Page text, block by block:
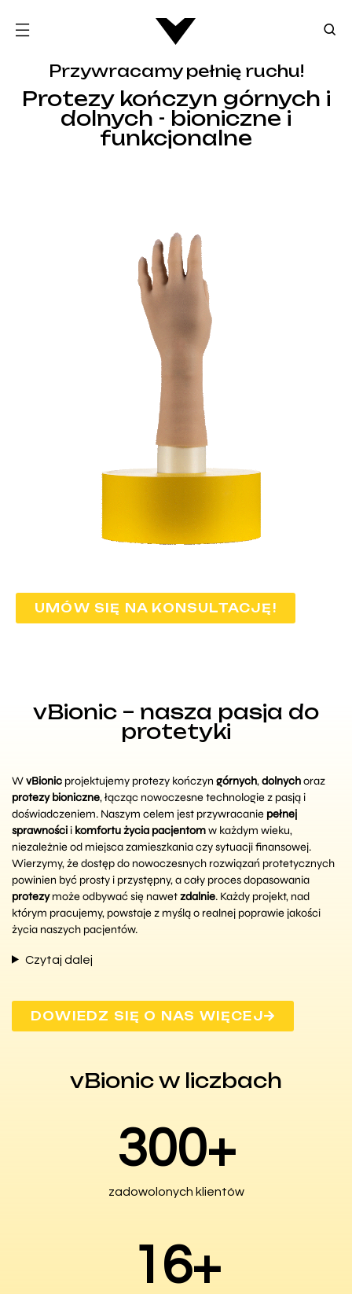
Przywracamy pełnię ruchu!
Protezy kończyn górnych i
dolnych - bioniczne i
funkcjonalne
UMÓW SIĘ NA KONSULTACJĘ!
vBionic – nasza pasja do
protetyki
WvBionic projektujemy protezy kończyn górnych,dolnychoraz
protezy bioniczne, łącząc nowoczesne technologie z pasją i
doświadczeniem. Naszym celem jest przywracanie pełnej
sprawnościi komfortu życia pacjentomw każdym wieku,
niezależnie od miejsca zamieszkania czy sytuacji finansowej.
Wierzymy, że dostęp do nowoczesnych rozwiązań protetycznych
powinien być prosty i przystępny, a cały proces dopasowania
protezymoże odbywać się nawetzdalnie. Każdy projekt, nad
którym pracujemy, powstaje z myślą o realnej poprawie jakości
życia naszych pacjentów.
Czytaj dalej
DOWIEDZ SIĘ O NAS WIĘCEJ
vBionic w liczbach
zadowolonych klientów
300+
16+